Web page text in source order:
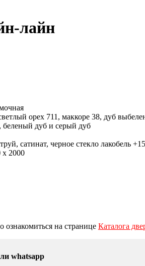
лайн
орех 711, маккоре 38, дуб
беленый дуб и серый дуб
сатинат, черное стекло лакобель
х 2000
на странице Каталога
whatsapp